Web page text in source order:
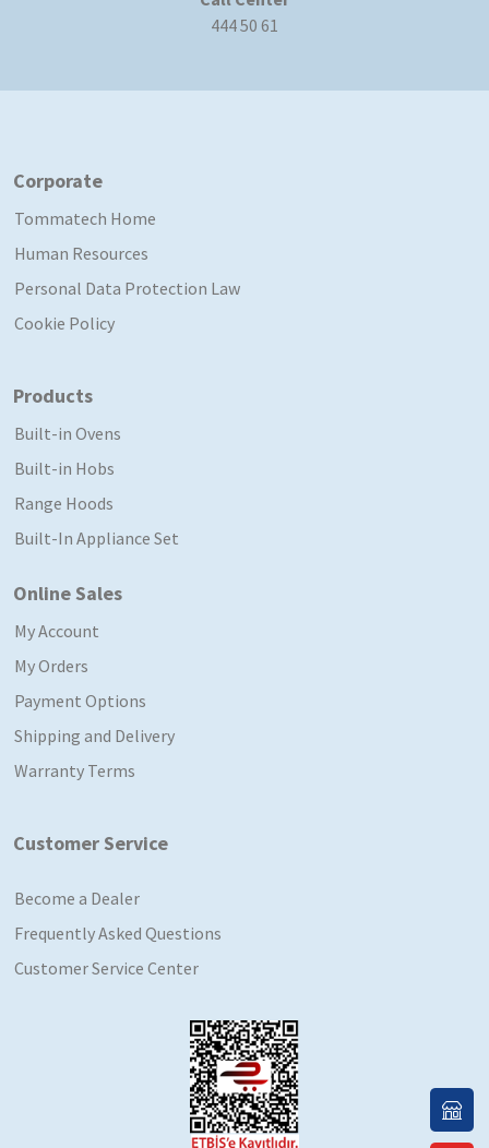
444 50 61
Corporate
Tommatech Home
Human Resources
Personal Data Protection Law
Cookie Policy
Products
Built-in Ovens
Built-in Hobs
Range Hoods
Built-In Appliance Set
Online Sales
My Account
My Orders
Payment Options
Shipping and Delivery
Warranty Terms
Customer Service
Become a Dealer
Frequently Asked Questions
Customer Service Center